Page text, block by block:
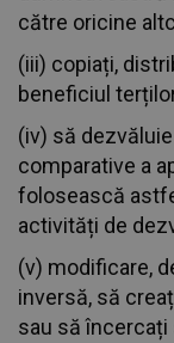
către oricine
(iii) copiați,
beneficiul
(iv) să
comparative a
folosească
activități de
(v) modificare,
inversă, să
sau să încercați